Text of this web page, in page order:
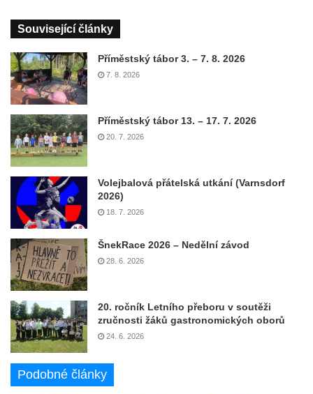
Související články
Příměstský tábor 3. – 7. 8. 2026
7. 8. 2026
Příměstský tábor 13. – 17. 7. 2026
20. 7. 2026
Volejbalová přátelská utkání (Varnsdorf
2026)
18. 7. 2026
ŠnekRace 2026 – Nedělní závod
28. 6. 2026
20. ročník Letního přeboru v soutěži
zručnosti žáků gastronomických oborů
24. 6. 2026
Podobné články